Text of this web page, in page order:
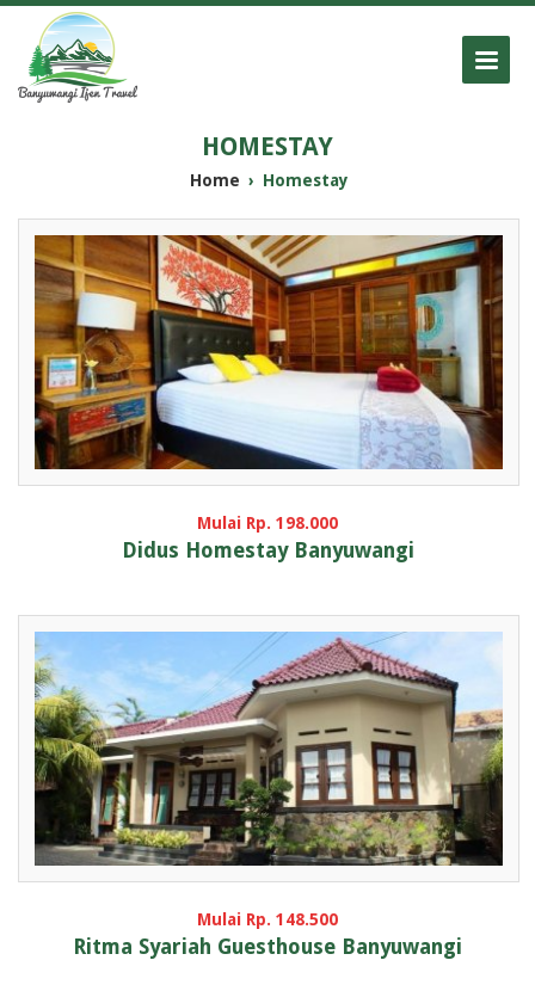
HOMESTAY
Home › Homestay
Mulai Rp. 198.000
Didus Homestay Banyuwangi
Mulai Rp. 148.500
Ritma Syariah Guesthouse Banyuwangi